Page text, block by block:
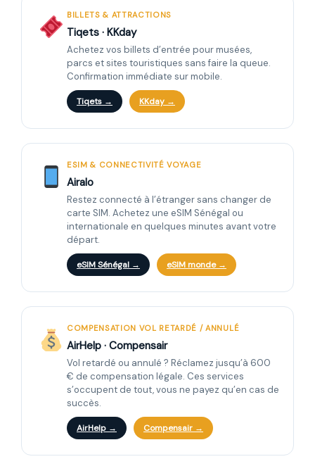
BILLETS & ATTRACTIONS
Tiqets · KKday
Achetez vos billets d’entrée pour musées,
parcs et sites touristiques sans faire la queue.
Confirmation immédiate sur mobile.
Tiqets → KKday →
ESIM & CONNECTIVITÉ VOYAGE
Airalo
Restez connecté à l’étranger sans changer de
carte SIM. Achetez une eSIM Sénégal ou
internationale en quelques minutes avant votre
départ.
eSIM Sénégal → eSIM monde →
COMPENSATION VOL RETARDÉ / ANNULÉ
AirHelp · Compensair
Vol retardé ou annulé ? Réclamez jusqu’à 600
€ de compensation légale. Ces services
s’occupent de tout, vous ne payez qu’en cas de
succès.
AirHelp → Compensair →